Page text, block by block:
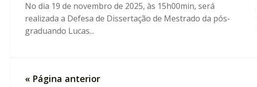
No dia 19 de novembro de 2025, às 15h00min, será
realizada a Defesa de Dissertação de Mestrado da pós-
graduando Lucas...
« Página anterior